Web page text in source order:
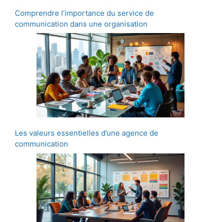
Comprendre l’importance du service de
communication dans une organisation
Les valeurs essentielles d’une agence de
communication